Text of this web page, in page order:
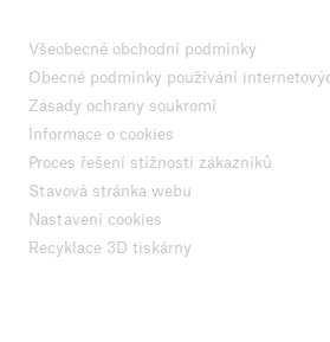
Všeobecné obchodní podmínky
Obecné podmínky používání
Zásady ochrany soukromí
Informace o cookies
Proces řešení stížností zákazníků
Stavová stránka webu
Nastavení cookies
Recyklace 3D tiskárny